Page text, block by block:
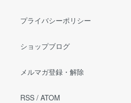
プライバシーポリシー
ショップブログ
メルマガ登録・解除
RSS / ATOM